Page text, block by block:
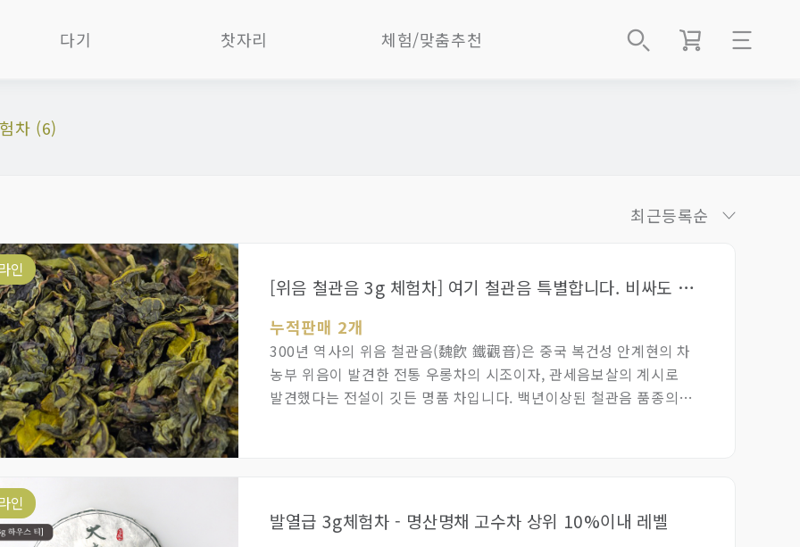
마이페이지
About Us
다기
탕관
유리다기
한국작가작품
기타 차도구
세트
찻자리
차가구
소품/차총
화병화분
포장재
체험/맞춤추천
다회/체험예약
차 (6)
최근등록순
인
[위음 철관음 3g 체험차] 여기 철관음 특별합니다. 비싸도 비싼게 아닙니다.
누적판매 2개
300년 역사의 위음 철관음(魏飮 鐵觀音)은 중국 복건성 안계현의 차
농부 위음이 발견한 전통 우롱차의 시조이자, 관세음보살의 계시로
발견했다는 전설이 깃든 명품 차입니다. 백년이상된 철관음 품종의
인
발열급 3g체험차 - 명산명채 고수차 상위 10%이내 레벨